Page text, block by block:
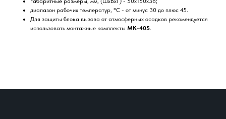
диапазон рабочих температур, °C - от минус 30 до плюс 45.
Для защиты блока вызова от атмосферных осадков рекомендуется
использовать монтажные комплекты МK-405.